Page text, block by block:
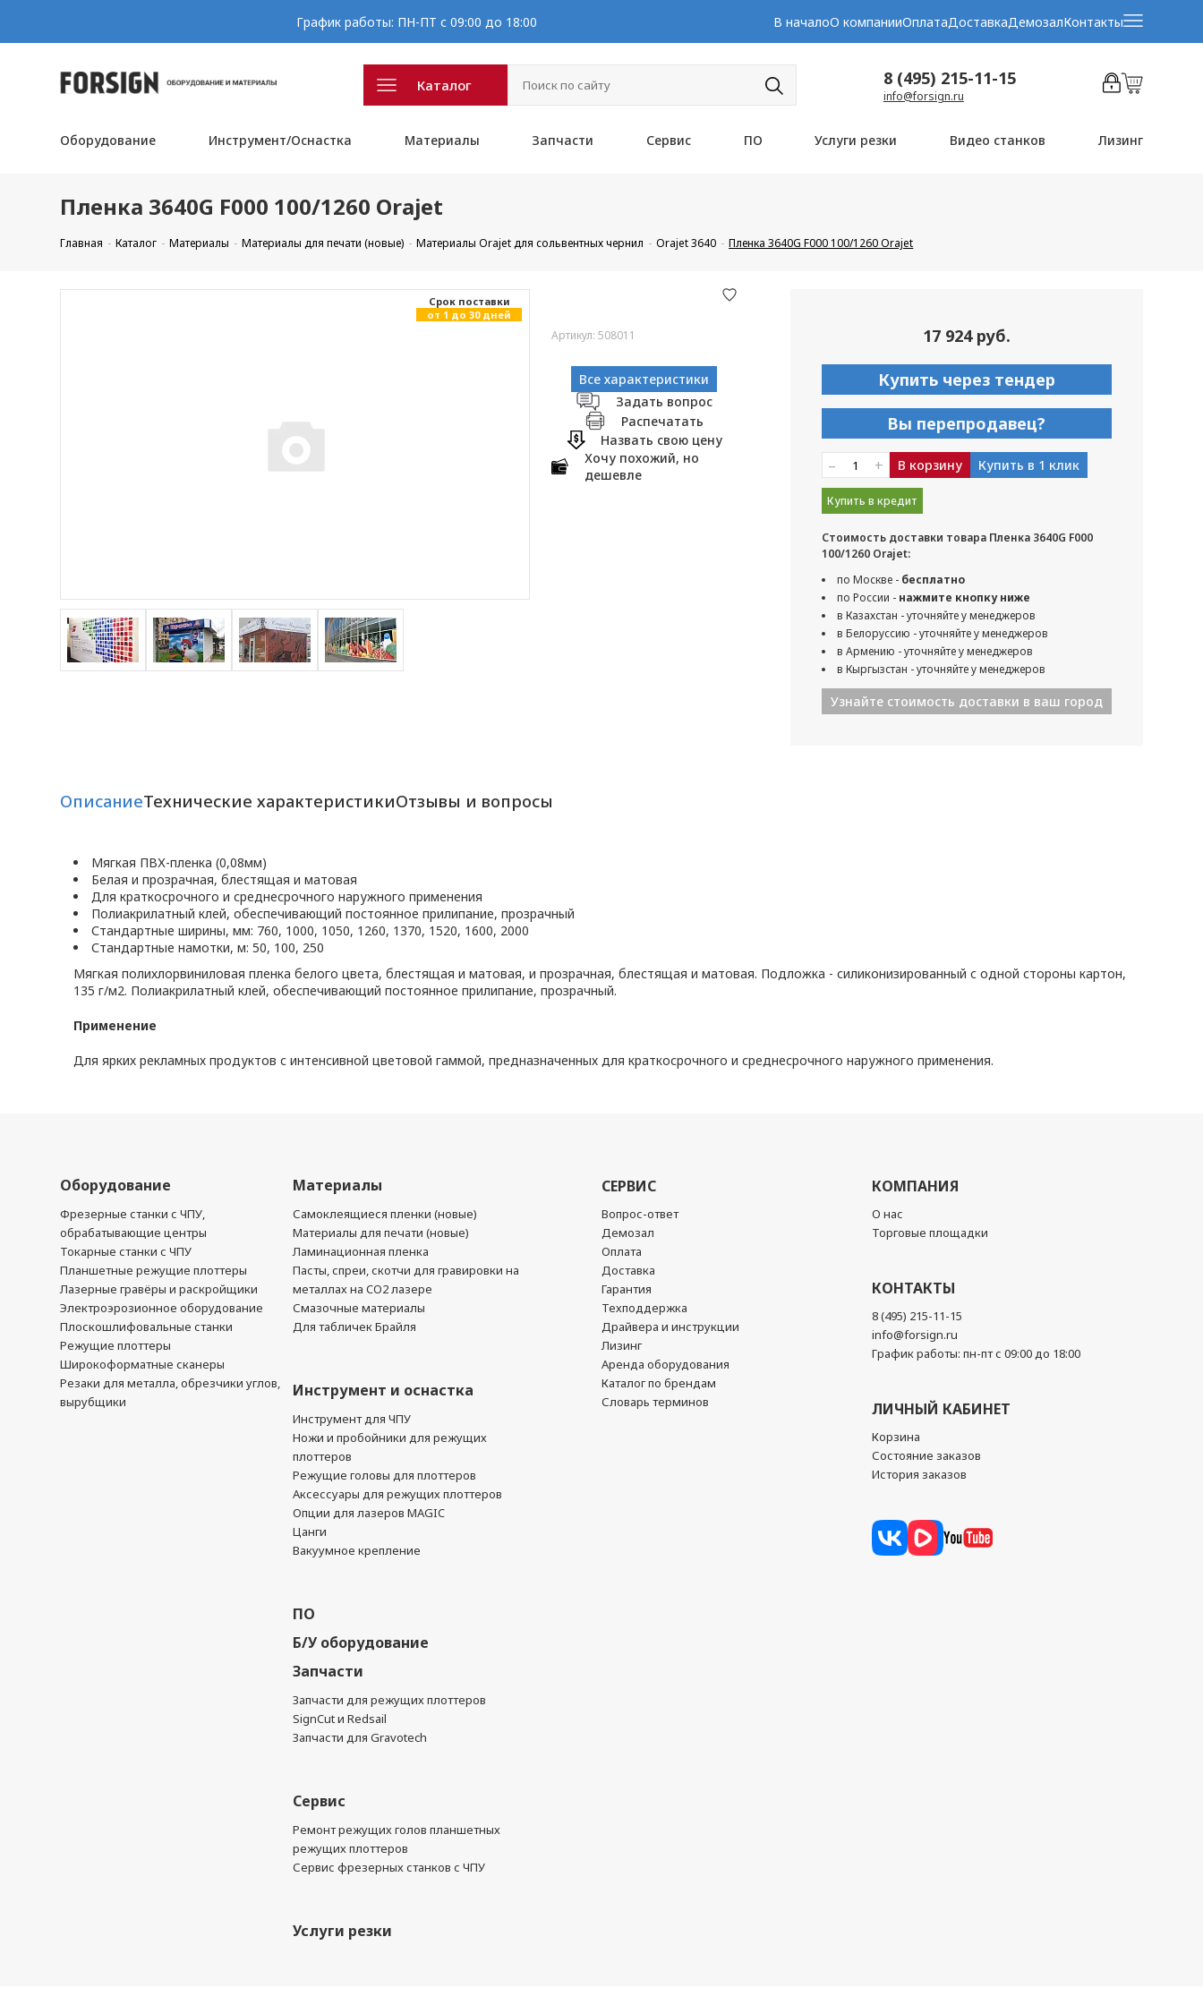
График работы: ПН-ПТ с 09:00 до 18:00 В началоО компанииОплатаДоставкаДемозалКонтакты
Каталог 8 (495) 215-11-15
info@forsign.ru
Оборудование Инструмент/Оснастка Материалы Запчасти Сервис ПО Услуги резки Видео станков Лизинг
Пленка 3640G F000 100/1260 Orajet
Главная Каталог Материалы Материалы для печати (новые) Материалы Orajet для сольвентных чернил Orajet 3640 Пленка 3640G F000 100/1260 Orajet
Cрок поставки
от 1 до 30 дней
Артикул: 508011
Все характеристики
Задать вопрос
Распечатать
Назвать свою цену
Хочу похожий, но
дешевле
17 924 руб.
Купить через тендер
Вы перепродавец?
– + В корзину Купить в 1 клик
Купить в кредит
Стоимость доставки товара Пленка 3640G F000
100/1260 Orajet:
по Москве - бесплатно
по России - нажмите кнопку ниже
в Казахстан - уточняйте у менеджеров
в Белоруссию - уточняйте у менеджеров
в Армению - уточняйте у менеджеров
в Кыргызстан - уточняйте у менеджеров
Узнайте стоимость доставки в ваш город
ОписаниеТехнические характеристикиОтзывы и вопросы
Мягкая ПВХ-пленка (0,08мм)
Белая и прозрачная, блестящая и матовая
Для краткосрочного и среднесрочного наружного применения
Полиакрилатный клей, обеспечивающий постоянное прилипание, прозрачный
Стандартные ширины, мм: 760, 1000, 1050, 1260, 1370, 1520, 1600, 2000
Стандартные намотки, м: 50, 100, 250
Мягкая полихлорвиниловая пленка белого цвета, блестящая и матовая, и прозрачная, блестящая и матовая. Подложка - силиконизированный с одной стороны картон,
135 г/м2. Полиакрилатный клей, обеспечивающий постоянное прилипание, прозрачный.
Применение
Для ярких рекламных продуктов с интенсивной цветовой гаммой, предназначенных для краткосрочного и среднесрочного наружного применения.
Оборудование
Фрезерные станки с ЧПУ,
обрабатывающие центры
Токарные станки с ЧПУ
Планшетные режущие плоттеры
Лазерные гравёры и раскройщики
Электроэрозионное оборудование
Плоскошлифовальные станки
Режущие плоттеры
Широкоформатные сканеры
Резаки для металла, обрезчики углов,
вырубщики
Материалы
Самоклеящиеся пленки (новые)
Материалы для печати (новые)
Ламинационная пленка
Пасты, спреи, скотчи для гравировки на
металлах на CO2 лазере
Смазочные материалы
Для табличек Брайля
Инструмент и оснастка
Инструмент для ЧПУ
Ножи и пробойники для режущих
плоттеров
Режущие головы для плоттеров
Аксессуары для режущих плоттеров
Опции для лазеров MAGIC
Цанги
Вакуумное крепление
ПО
Б/У оборудование
Запчасти
Запчасти для режущих плоттеров
SignCut и Redsail
Запчасти для Gravotech
Сервис
Ремонт режущих голов планшетных
режущих плоттеров
Сервис фрезерных станков с ЧПУ
Услуги резки
СЕРВИС
Вопрос-ответ
Демозал
Оплата
Доставка
Гарантия
Техподдержка
Драйвера и инструкции
Лизинг
Аренда оборудования
Каталог по брендам
Словарь терминов
КОМПАНИЯ
О нас
Торговые площадки
КОНТАКТЫ
8 (495) 215-11-15
info@forsign.ru
График работы: пн-пт с 09:00 до 18:00
ЛИЧНЫЙ КАБИНЕТ
Корзина
Состояние заказов
История заказов